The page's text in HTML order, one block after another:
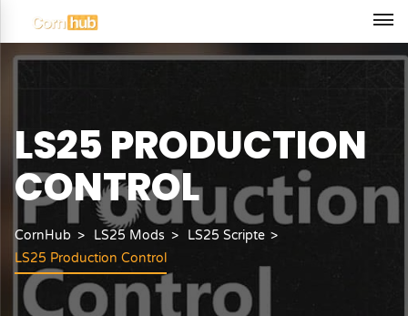
LS25 PRODUCTION
CONTROL
CornHub LS25 Mods
LS25 Scripte
LS25 Production Control